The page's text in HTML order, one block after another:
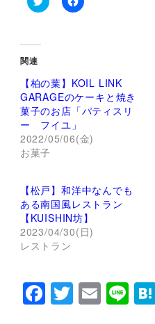
ク
し
て
T
i
t
t
e
r
共
有
(
い
ウ
ィ
ン
ド
ウ
で
開
)
F
で
共
有
す
る
に
は
て
く
だ
さ
い
(
新
ィ
ン
ド
関連
【柏の葉】KOIL LINK
GARAGEのケーキと焼き
菓子のお店「パティスリ
ー フイユ」
2022/05/06(金)
お菓子
【松戸】和洋中なんでも
ある南国風レストラン
【KUISHIN坊】
2023/04/30(日)
レストラン
F T E Li